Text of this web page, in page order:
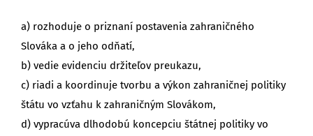
a) rozhoduje o priznaní postavenia zahraničného
Slováka a o jeho odňatí,
b) vedie evidenciu držiteľov preukazu,
c) riadi a koordinuje tvorbu a výkon zahraničnej politiky
štátu vo vzťahu k zahraničným Slovákom,
d) vypracúva dlhodobú koncepciu štátnej politiky vo